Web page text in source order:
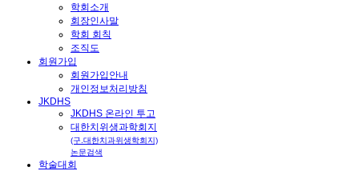
학회소개
회장인사말
학회 회칙
조직도
회원가입
회원가입안내
개인정보처리방침
JKDHS
JKDHS 온라인 투고
대한치위생과학회지
(구.대한치과위생학회지)
논문검색
학술대회